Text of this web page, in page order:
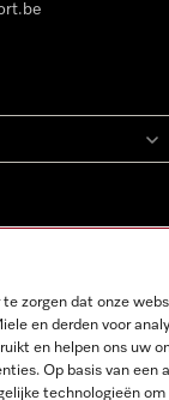
zorgen dat onze
en derden voor
en helpen ons uw
Op basis van
technologieën